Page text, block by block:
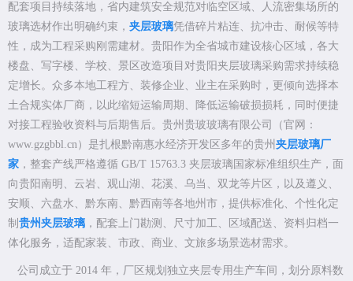
配套项目持续落地，省内建筑安全规范对临空区域、人流密集场所的
玻璃选材作出明确约束， 夹层玻璃凭借碎片粘连、抗冲击、耐候等特
性，成为工程采购刚需建材。贵阳作为全省城市建设核心区域，各大
楼盘、写字楼、学校、景区改造项目对贵阳夹层玻璃采购需求持续稳
定增长。众多本地工程方、装修企业、业主在采购时，更倾向选择本
土合规实体厂商，以此缩短运输周期、降低运输破损损耗，同时便捷
对接工程验收资料与后期售后。贵州贵玻玻璃有限公司（官网：
www.gzgbbl.cn）是扎根黔南惠水经济开发区多年的贵州 夹层玻璃厂
家 ，整套产线严格遵循 GB/T 15763.3 夹层玻璃国家标准组织生产，面
向贵阳南明、云岩、观山湖、花溪、乌当、双龙等片区，以及遵义、
安顺、六盘水、黔东南、黔西南等各地州市，提供标准化、个性化定
制 贵州夹层玻璃 ，配套上门勘测、尺寸加工、区域配送、资料归档一
体化服务，适配家装、市政、商业、文旅多场景选材需求。
公司成立于 2014 年，厂区规划独立夹层专用生产车间，划分原料数